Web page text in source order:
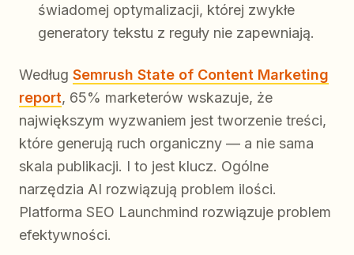
świadomej optymalizacji, której zwykłe
generatory tekstu z reguły nie zapewniają.
Według Semrush State of Content Marketing
report, 65% marketerów wskazuje, że
największym wyzwaniem jest tworzenie treści,
które generują ruch organiczny — a nie sama
skala publikacji. I to jest klucz. Ogólne
narzędzia AI rozwiązują problem ilości.
Platforma SEO Launchmind rozwiązuje problem
efektywności.